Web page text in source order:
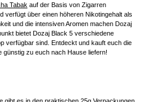
Tabak auf der Basis von Zigarren
verfügt über einen höheren Nikotingehalt als
und die intensiven Aromen machen Dozaj
bietet Dozaj Black 5 verschiedene
verfügbar sind. Entdeckt und kauft euch die
günstig zu euch nach Hause liefern!